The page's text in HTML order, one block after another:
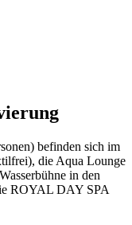
befinden sich im
die Aqua Lounge
in den
ROYAL DAY SPA